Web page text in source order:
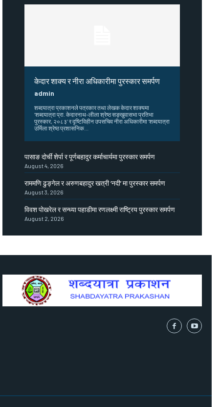
केदार शाक्य र नीरा अधिकारीमा पुरस्कार समर्पण
admin
शब्दयात्रा प्रकाशनले पत्रकार तथा लेखक केदार शाक्यमा
‘शब्दयात्रा प्रा. केदारनाथ–लीला श्रेष्ठ सङ्खुवासभा प्रतिभा
पुरस्कार, २०८३’ र दृष्टिविहीन उपसचिव नीरा अधिकारीमा ‘शब्दयात्रा
उर्मिला श्रेष्ठ प्रशासनिक...
पासाङ दोर्ची शेर्पा र पूर्णबहादुर कर्माचार्यमा पुरस्कार समर्पण
August 4, 2026
राममणि ढुङ्गेल र अरुणबहादुर खत्री ‘नदी’ मा पुरस्कार समर्पण
August 3, 2026
विवश पोखरेल र सन्ध्या पहाडीमा रणलक्ष्मी राष्ट्रिय पुरस्कार समर्पण
August 2, 2026